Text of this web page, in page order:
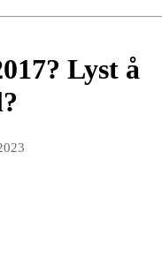
Lyst å